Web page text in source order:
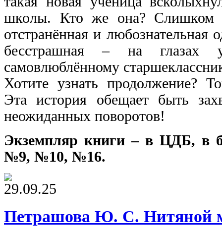
школы. Кто же она? Слишком
отстранённая и
бесстрашная – на глазах
самовлюблённому
Хотите узнать продолжение?
Эта история обещает быть
неожиданных поворотов!
Экземпляр книги – в ЦДБ, в
№9, №10, №16.
29.09.25
Петрашова Ю. С. Нитяной